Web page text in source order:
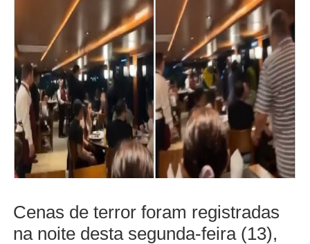
Cenas de terror foram registradas
na noite desta segunda-feira (13),